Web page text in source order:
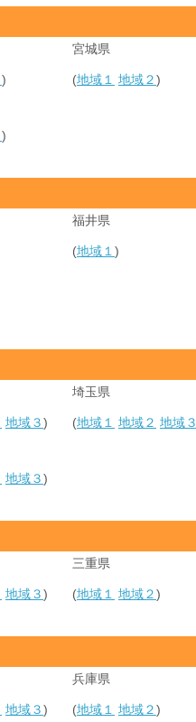
)
宮城県
(地域１ 地域２)
)
福井県
(地域１ )
地域３)
埼玉県
(地域１ 地域２ 地域３
地域３)
地域３)
三重県
(地域１ 地域２)
地域３)
兵庫県
(地域１ 地域２)